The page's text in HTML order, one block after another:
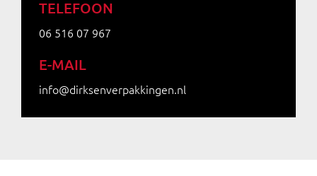
TELEFOON
06 516 07 967
E-MAIL
info@dirksenverpakkingen.nl